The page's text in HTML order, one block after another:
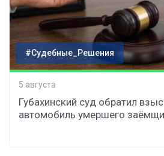
#Судебные_Решения
5 августа
Губахинский суд обратил
автомобиль умершего